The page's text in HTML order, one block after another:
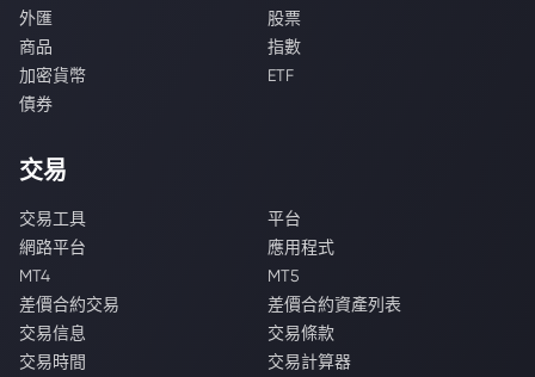
外匯
股票
商品
指數
加密貨幣
ETF
債券
交易
交易工具
平台
網路平台
應用程式
MT4
MT5
差價合約交易
差價合約資產列表
交易信息
交易條款
交易時間
交易計算器